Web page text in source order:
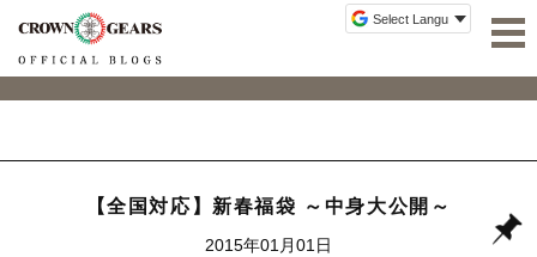
【全国対応】新春福袋 ～中身大公開～
2015年01月01日